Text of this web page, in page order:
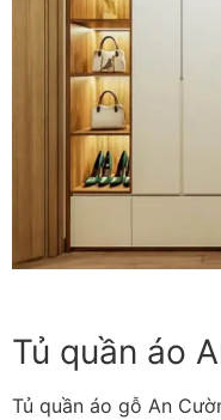
Tủ quần áo
Tủ quần áo gỗ An